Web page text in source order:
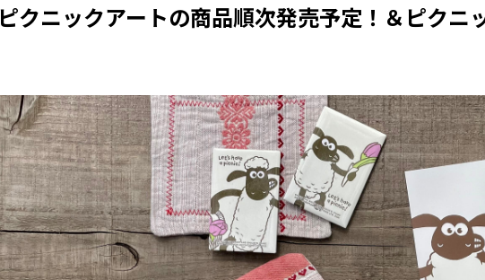
ピクニックアートの商品順次発売予定！＆ピクニ